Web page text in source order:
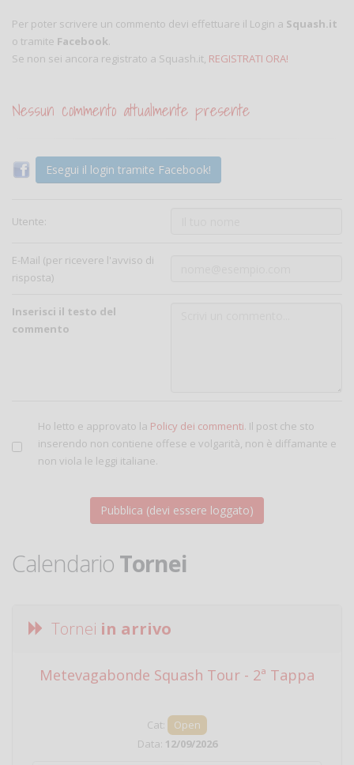
Per poter scrivere un commento devi effettuare il Login a Squash.it
o tramite Facebook.
Se non sei ancora registrato a Squash.it, REGISTRATI ORA!
Nessun commento attualmente presente
Esegui il login tramite Facebook!
Utente:
E-Mail (per ricevere l'avviso di
risposta)
Inserisci il testo del
commento
Ho letto e approvato la Policy dei commenti. Il post che sto
inserendo non contiene offese e volgarità, non è diffamante e
non viola le leggi italiane.
Calendario Tornei
Tornei in arrivo
Metevagabonde Squash Tour - 2ª Tappa
Cat:
Open
Data: 12/09/2026